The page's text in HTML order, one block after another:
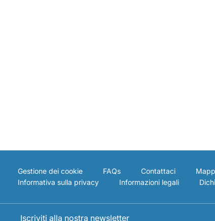
Gestione dei cookie FAQs Contattaci
Informativa sulla privacy
Informazioni legali
Iscriviti alla nostra newsletter